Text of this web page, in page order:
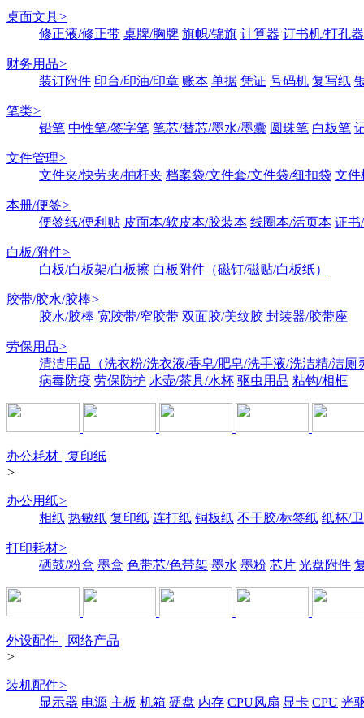
桌面文具>
修正液/修正带 桌牌/胸牌 旗帜/锦旗 计算器 订书机/打孔器
财务用品>
装订附件 印台/印油/印章 账本 单据 凭证 号码机 复写纸
笔类>
铅笔 中性笔/签字笔 笔芯/替芯/墨水/墨囊 圆珠笔 白板笔
文件管理>
文件夹/快劳夹/抽杆夹 档案袋/文件套/文件袋/纽扣袋 文件
本册/便签>
便签纸/便利贴 皮面本/软皮本/胶装本 线圈本/活页本 证书
白板/附件>
白板/白板架/白板擦 白板附件（磁钉/磁贴/白板纸）
胶带/胶水/胶棒>
胶水/胶棒 宽胶带/窄胶带 双面胶/美纹胶 封装器/胶带座
劳保用品>
清洁用品（洗衣粉/洗衣液/香皂/肥皂/洗手液/洗洁精/洁厕
病毒防疫 劳保防护 水壶/茶具/水杯 驱虫用品 粘钩/相框
办公耗材 | 复印纸
>
办公用纸>
相纸 热敏纸 复印纸 连打纸 铜板纸 不干胶/标签纸 纸杯/
打印耗材>
硒鼓/粉盒 墨盒 色带芯/色带架 墨水 墨粉 芯片 光盘附件
外设配件 | 网络产品
>
装机配件>
显示器 电源 主板 机箱 硬盘 内存 CPU风扇 显卡 CPU 光